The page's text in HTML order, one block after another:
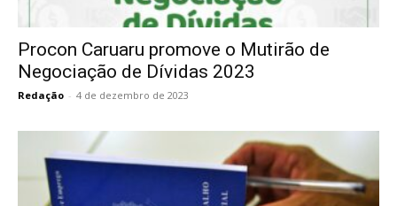
Procon Caruaru promove o Mutirão de
Negociação de Dívidas 2023
Redação - 4 de dezembro de 2023